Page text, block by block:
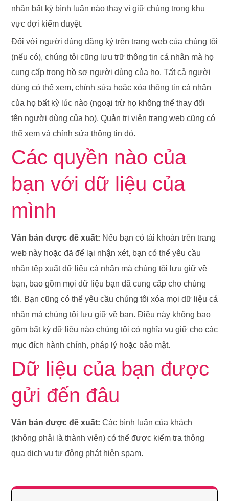
nhận bất kỳ bình luận nào thay vì giữ chúng trong khu
vực đợi kiểm duyệt.
Đối với người dùng đăng ký trên trang web của chúng tôi
(nếu có), chúng tôi cũng lưu trữ thông tin cá nhân mà họ
cung cấp trong hồ sơ người dùng của họ. Tất cả người
dùng có thể xem, chỉnh sửa hoặc xóa thông tin cá nhân
của họ bất kỳ lúc nào (ngoại trừ họ không thể thay đổi
tên người dùng của họ). Quản trị viên trang web cũng có
thể xem và chỉnh sửa thông tin đó.
Các quyền nào của
bạn với dữ liệu của
mình
Văn bản được đề xuất: Nếu bạn có tài khoản trên trang
web này hoặc đã để lại nhận xét, bạn có thể yêu cầu
nhận tệp xuất dữ liệu cá nhân mà chúng tôi lưu giữ về
bạn, bao gồm mọi dữ liệu bạn đã cung cấp cho chúng
tôi. Bạn cũng có thể yêu cầu chúng tôi xóa mọi dữ liệu cá
nhân mà chúng tôi lưu giữ về bạn. Điều này không bao
gồm bất kỳ dữ liệu nào chúng tôi có nghĩa vụ giữ cho các
mục đích hành chính, pháp lý hoặc bảo mật.
Dữ liệu của bạn được
gửi đến đâu
Văn bản được đề xuất: Các bình luận của khách
(không phải là thành viên) có thể được kiểm tra thông
qua dịch vụ tự động phát hiện spam.